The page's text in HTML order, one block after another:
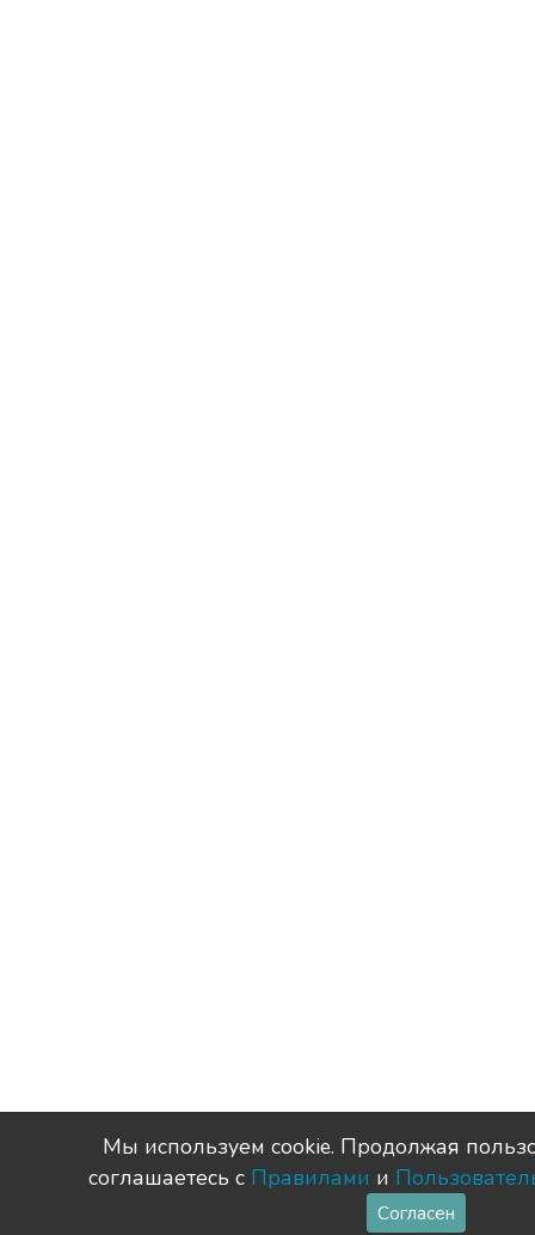
Мы используем сookie. Продолжая
соглашаетесь с Правилами и
Согласен